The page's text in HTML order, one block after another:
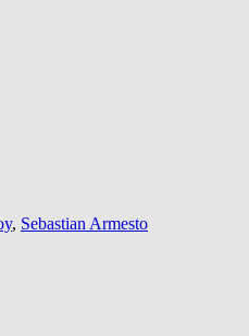
, Sebastian Armesto